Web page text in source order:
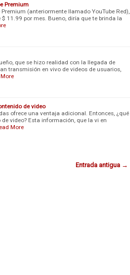
Premium
(anteriormente llamado YouTube Red),
11.99 por mes. Bueno, diría que te brinda la
que se hizo realidad con la llegada de
transmisión en vivo de videos de usuarios,
de video
ofrece una ventaja adicional. Entonces, ¿qué
video? Esta información, que la vi en
More
Entrada antigua →